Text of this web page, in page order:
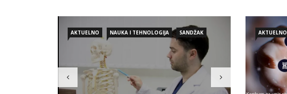
inostranstva: Kanade, Rusije, Bjelorusije, Indije,
Turske, Irana…. Kako je saopšteno sa te viskoškolske
ustanove konferencija se
AKTUELNO NAUKA I TEHNOLOGIJA SANDŽAK AKTUELNO